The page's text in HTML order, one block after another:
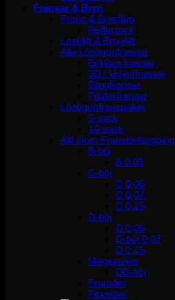
Fransar & Bryn
Frans & Brynfärg
Reflectocil
Lashlift & Browlift
Alla Lösögonfransar
Enklare fransar
3D / Volymfransar
Blingfransar
Fjäderfransar
Lösögonfranspaket
5-pack
10-pack
Allt inom Fransförlängning
B-böj
B 0.05
C-böj
C 0,05
C 0,07
C 0,15
D-böj
D 0,05
D-böj 0,07
D 0,15
Megavolym
DD-böj
Franslim
Pincetter